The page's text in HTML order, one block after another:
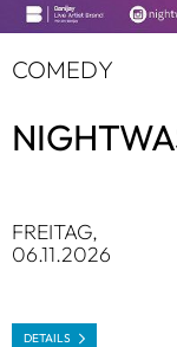
COMEDY
FREI­TAG,
06.11.2026
DETAILS